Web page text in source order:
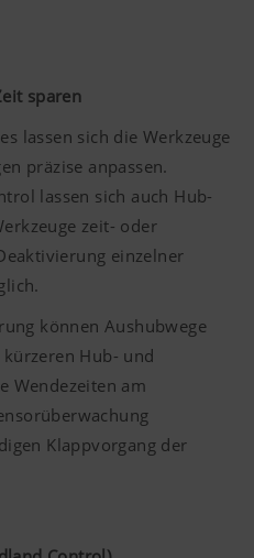
sparen
lassen sich die Werkzeuge
präzise anpassen.
lassen sich auch Hub-
zeit- oder
einzelner
können Aushubwege
Hub- und
Wendezeiten am
Klappvorgang der